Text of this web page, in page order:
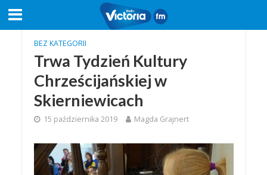
BEZ KATEGORII
Trwa Tydzień Kultury
Chrześcijańskiej w
Skierniewicach
15 października 2019 Magda Grajnert